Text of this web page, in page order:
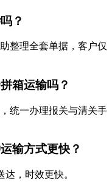
？
整理全套单据，客户仅
箱运输吗？
统一办理报关与清关手
输方式更快？
，时效更快。